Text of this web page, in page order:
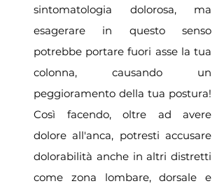
sintomatologia dolorosa, ma
esagerare in questo senso
potrebbe portare fuori asse la tua
colonna, causando un
peggioramento della tua postura!
Così facendo, oltre ad avere
dolore all'anca, potresti accusare
dolorabilità anche in altri distretti
come zona lombare, dorsale e